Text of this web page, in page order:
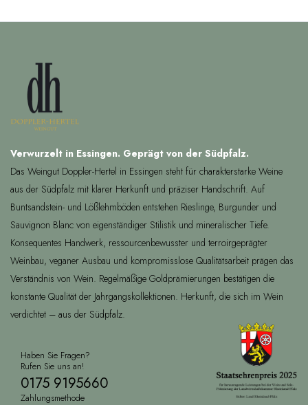
Verwurzelt in Essingen. Geprägt von der Südpfalz.
Das Weingut Doppler-Hertel in Essingen steht für charakterstarke Weine
aus der Südpfalz mit klarer Herkunft und präziser Handschrift. Auf
Buntsandstein- und Lößlehmböden entstehen Rieslinge, Burgunder und
Sauvignon Blanc von eigenständiger Stilistik und mineralischer Tiefe.
Konsequentes Handwerk, ressourcenbewusster und terroirgeprägter
Weinbau, veganer Ausbau und kompromisslose Qualitätsarbeit prägen das
Verständnis von Wein. Regelmäßige Goldprämierungen bestätigen die
konstante Qualität der Jahrgangskollektionen. Herkunft, die sich im Wein
verdichtet – aus der Südpfalz.
Haben Sie Fragen?
Rufen Sie uns an!
0175 9195660
Zahlungsmethode